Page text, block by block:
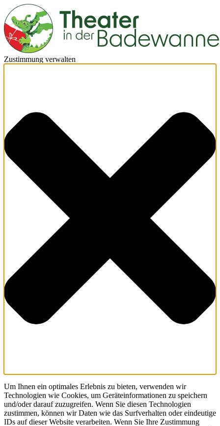
Zustimmung verwalten
Um Ihnen ein optimales Erlebnis zu bieten, verwenden wir
Technologien wie Cookies, um Geräteinformationen zu speichern
und/oder darauf zuzugreifen. Wenn Sie diesen Technologien
zustimmen, können wir Daten wie das Surfverhalten oder eindeutige
IDs auf dieser Website verarbeiten. Wenn Sie Ihre Zustimmung